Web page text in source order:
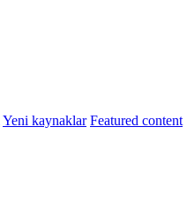
Yeni kaynaklar Featured content